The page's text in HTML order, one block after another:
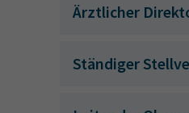
Ärztlicher
Ständiger